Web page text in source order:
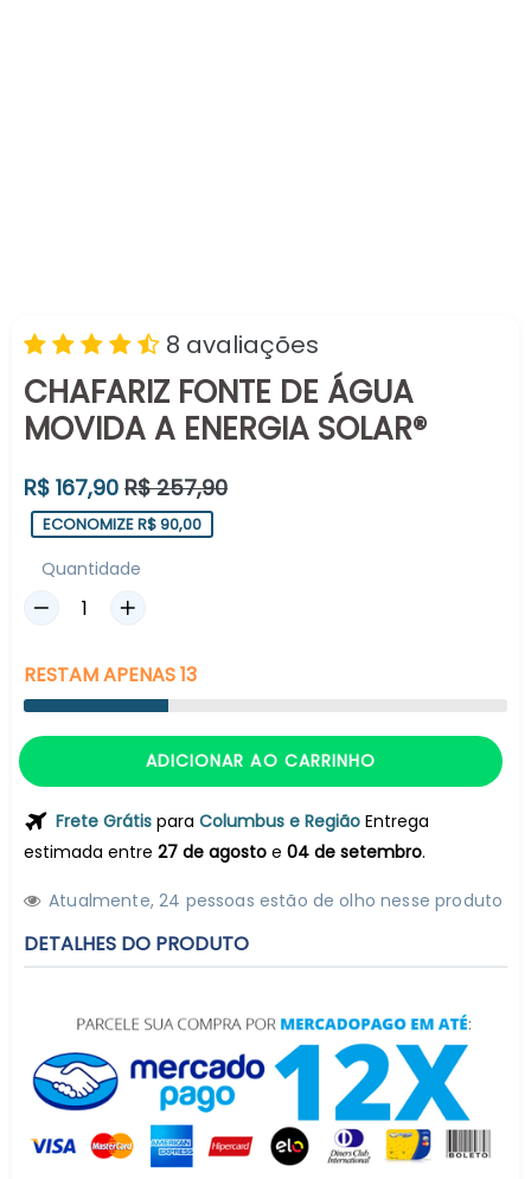
8 avaliações
CHAFARIZ FONTE DE ÁGUA
MOVIDA A ENERGIA SOLAR®
Preço
normal
R$ 167,90 R$ 257,90
ECONOMIZE R$ 90,00
Quantidade
RESTAMAPENAS13
ADICIONAR AO CARRINHO
Frete Grátis para Columbus e Região Entrega
estimada entre 27 de agosto e 04 de setembro.
Atualmente,24 pessoas estão de olho nesse produto
DETALHES DO PRODUTO